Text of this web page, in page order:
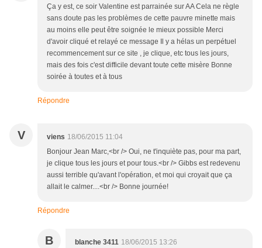
Ça y est, ce soir Valentine est parrainée sur AA Cela ne règle
sans doute pas les problèmes de cette pauvre minette mais
au moins elle peut être soignée le mieux possible Merci
d'avoir cliqué et relayé ce message Il y a hélas un perpétuel
recommencement sur ce site , je clique, etc tous les jours,
mais des fois c'est difficile devant toute cette misère Bonne
soirée à toutes et à tous
Répondre
V viens 18/06/2015 11:04
Bonjour Jean Marc,<br /> Oui, ne t'inquiète pas, pour ma part,
je clique tous les jours et pour tous.<br /> Gibbs est redevenu
aussi terrible qu'avant l'opération, et moi qui croyait que ça
allait le calmer....<br /> Bonne journée!
Répondre
B blanche 3411 18/06/2015 13:26